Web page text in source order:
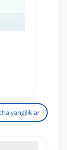
yangiliklar